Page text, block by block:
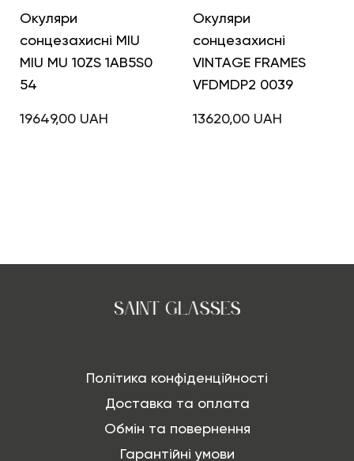
Окуляри
сонцезахисні MIU
MIU MU 10ZS 1AB5S0
54
19649,00 UAH
Окуляри
сонцезахисні
VINTAGE FRAMES
VFDMDP2 0039
13620,00 UAH
Політика конфіденційності
Доставка та оплата
Обмін та повернення
Гарантійні умови